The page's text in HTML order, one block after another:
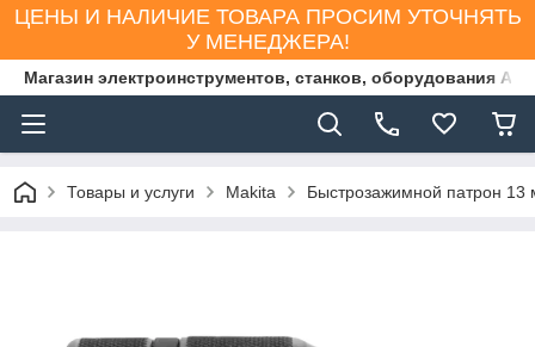
ЦЕНЫ И НАЛИЧИЕ ТОВАРА ПРОСИМ УТОЧНЯТЬ
У МЕНЕДЖЕРА!
Магазин электроинструментов, станков, оборудования
Товары и услуги Makita Быстрозажимной патрон